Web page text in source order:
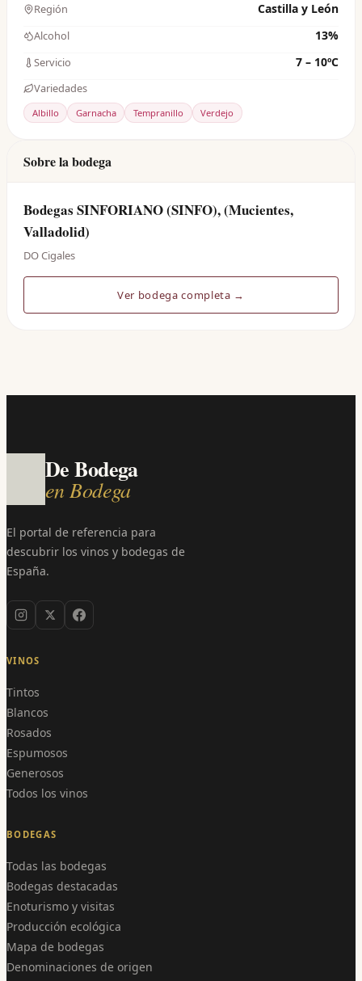
Región Castilla y León
Alcohol 13%
Servicio 7 – 10ºC
Variedades
Albillo Garnacha Tempranillo Verdejo
Sobre la bodega
Bodegas SINFORIANO (SINFO), (Mucientes,
Valladolid)
DO Cigales
Ver bodega completa →
De Bodega
en Bodega
El portal de referencia para
descubrir los vinos y bodegas de
España.
VINOS
Tintos
Blancos
Rosados
Espumosos
Generosos
Todos los vinos
BODEGAS
Todas las bodegas
Bodegas destacadas
Enoturismo y visitas
Producción ecológica
Mapa de bodegas
Denominaciones de origen